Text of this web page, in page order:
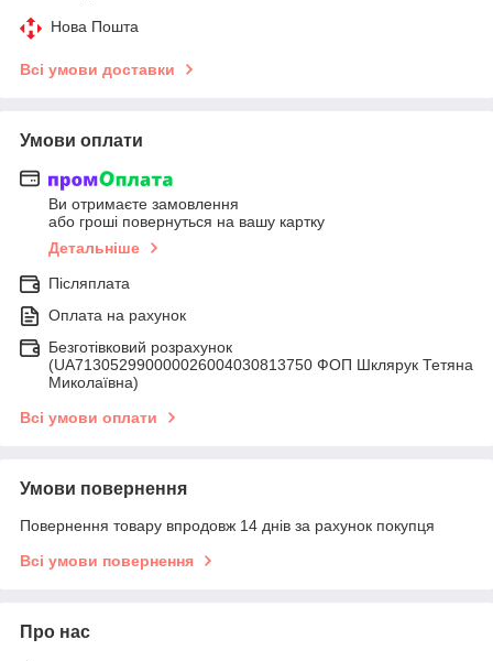
Нова Пошта
Всі умови доставки
Умови оплати
Ви отримаєте замовлення
або гроші повернуться на вашу картку
Детальніше
Післяплата
Оплата на рахунок
Безготівковий розрахунок
(UA713052990000026004030813750 ФОП Шклярук Тетяна
Миколаївна)
Всі умови оплати
Умови повернення
Повернення товару впродовж 14 днів за рахунок покупця
Всі умови повернення
Про нас